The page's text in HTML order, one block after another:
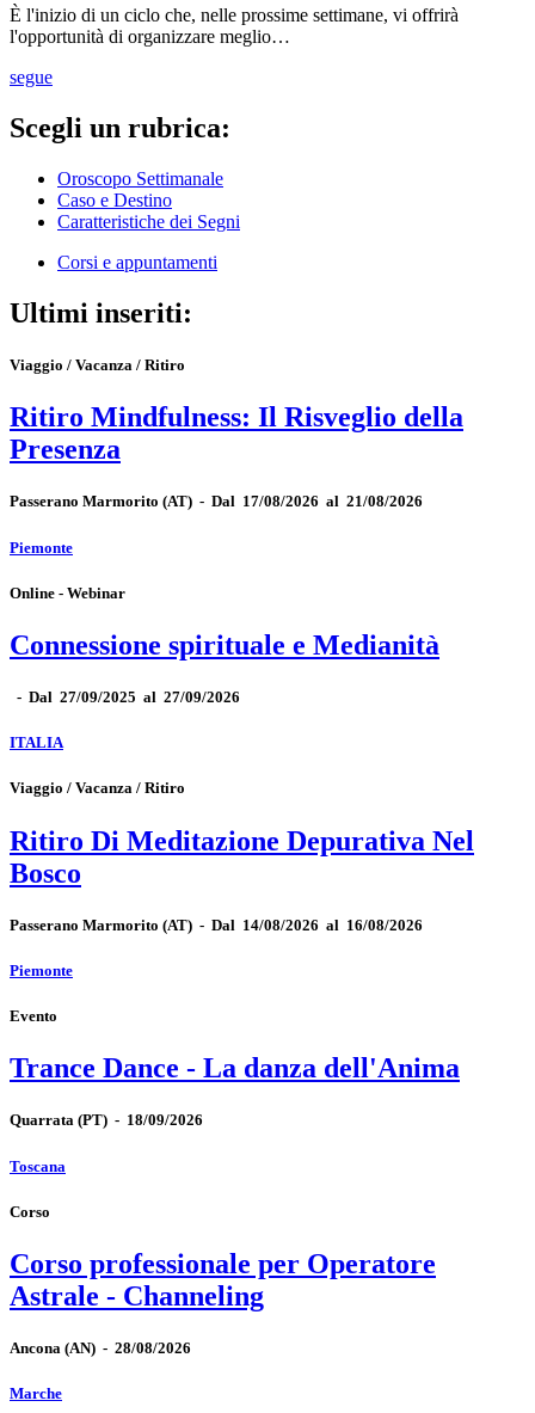
È l'inizio di un ciclo che, nelle prossime settimane, vi offrirà
l'opportunità di organizzare meglio…
segue
Scegli un rubrica:
Oroscopo Settimanale
Caso e Destino
Caratteristiche dei Segni
Corsi e appuntamenti
Ultimi inseriti:
Viaggio / Vacanza / Ritiro
Ritiro Mindfulness: Il Risveglio della
Presenza
Passerano Marmorito (AT) - Dal 17/08/2026 al 21/08/2026
Piemonte
Online - Webinar
Connessione spirituale e Medianità
- Dal 27/09/2025 al 27/09/2026
ITALIA
Viaggio / Vacanza / Ritiro
Ritiro Di Meditazione Depurativa Nel
Bosco
Passerano Marmorito (AT) - Dal 14/08/2026 al 16/08/2026
Piemonte
Evento
Trance Dance - La danza dell'Anima
Quarrata (PT) - 18/09/2026
Toscana
Corso
Corso professionale per Operatore
Astrale - Channeling
Ancona (AN) - 28/08/2026
Marche